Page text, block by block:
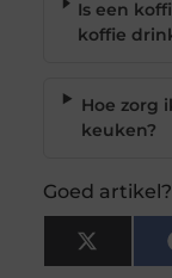
Is een
koffie
Hoe zorg
keuken?
Goed
X
(Twitter)